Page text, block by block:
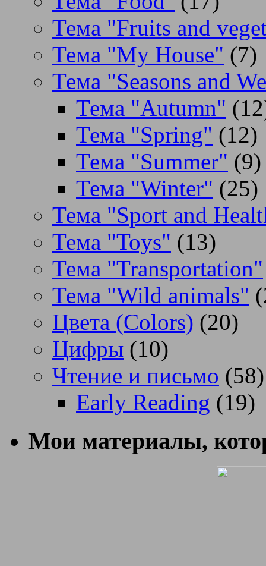
Тема "Fruits and
Тема "My House" (7)
Тема "Seasons and
Тема "Autumn"
Тема "Spring" (12)
Тема "Summer" (9)
Тема "Winter" (25)
Тема "Sport and
Тема "Toys" (13)
Тема "Transportation"
Тема "Wild animals"
Цвета (Colors) (20)
Цифры (10)
Чтение и письмо (58)
Early Reading (19)
Мои материалы,